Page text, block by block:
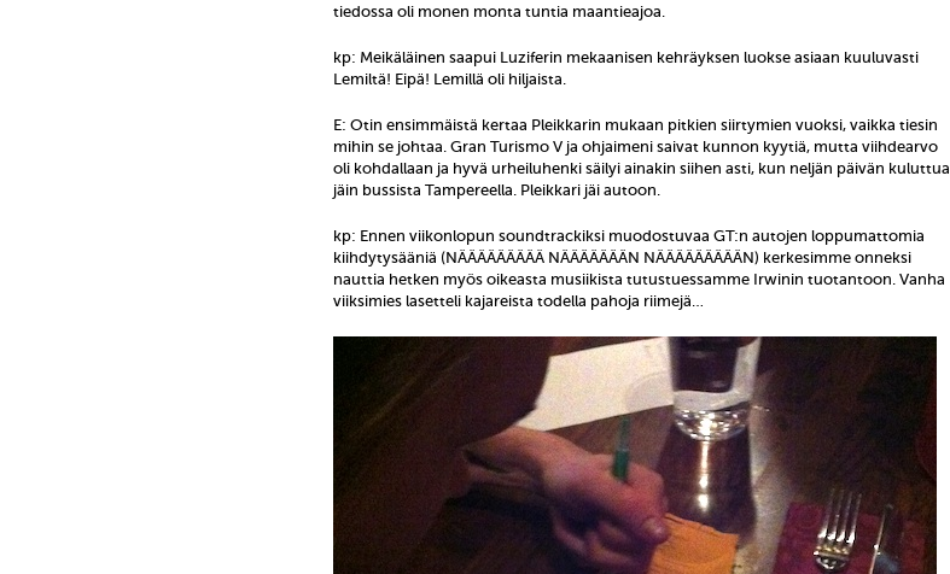
tiedossa oli monen monta tuntia maantieajoa.
kp: Meikäläinen saapui Luziferin mekaanisen kehräyksen luokse asiaan kuuluvasti
Lemiltä! Eipä! Lemillä oli hiljaista.
E: Otin ensimmäistä kertaa Pleikkarin mukaan pitkien siirtymien vuoksi, vaikka tiesin
mihin se johtaa. Gran Turismo V ja ohjaimeni saivat kunnon kyytiä, mutta viihdearvo
oli kohdallaan ja hyvä urheiluhenki säilyi ainakin siihen asti, kun neljän päivän kuluttua
jäin bussista Tampereella. Pleikkari jäi autoon.
kp: Ennen viikonlopun soundtrackiksi muodostuvaa GT:n autojen loppumattomia
kiihdytysääniä (NÄÄÄÄÄÄÄÄÄ NÄÄÄÄÄÄÄN NÄÄÄÄÄÄÄÄÄN) kerkesimme onneksi
nauttia hetken myös oikeasta musiikista tutustuessamme Irwinin tuotantoon. Vanha
viiksimies lasetteli kajareista todella pahoja riimejä…